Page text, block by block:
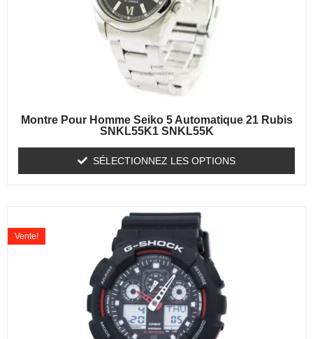
Montre Pour Homme Seiko 5 Automatique 21 Rubis
SNKL55K1 SNKL55K
SÉLECTIONNEZ LES OPTIONS
Vente!